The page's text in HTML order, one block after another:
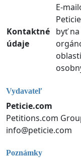
Kontaktné
údaje
E-
byť
Vydavateľ
Peticie.com
Petitions.com
info@peticie.com
Poznámky